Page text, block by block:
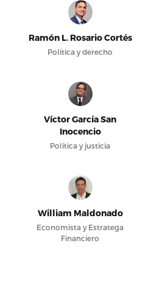
Ramón L. Rosario Cortés
Política y derecho
Víctor García San
Inocencio
Política y justicia
William Maldonado
Economista y Estratega
Financiero